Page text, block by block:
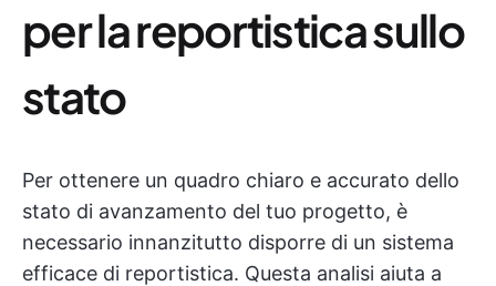
per la reportistica sullo
stato
Per ottenere un quadro chiaro e accurato dello
stato di avanzamento del tuo progetto, è
necessario innanzitutto disporre di un sistema
efficace di reportistica. Questa analisi aiuta a